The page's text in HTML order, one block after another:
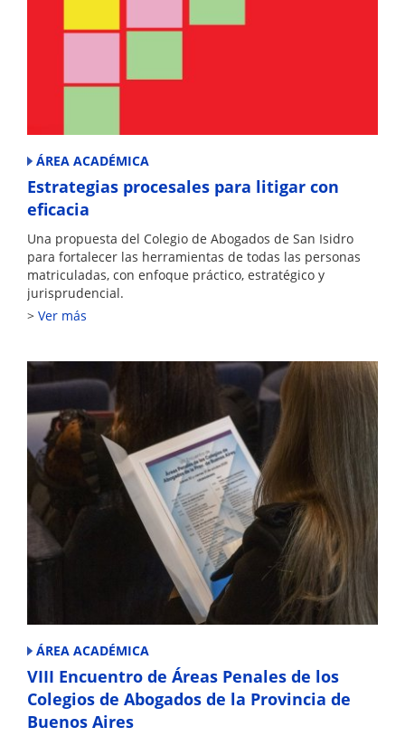
ÁREA ACADÉMICA
Estrategias procesales para litigar con
eficacia
Una propuesta del Colegio de Abogados de San Isidro
para fortalecer las herramientas de todas las personas
matriculadas, con enfoque práctico, estratégico y
jurisprudencial.
Ver más
ÁREA ACADÉMICA
VIII Encuentro de Áreas Penales de los
Colegios de Abogados de la Provincia de
Buenos Aires